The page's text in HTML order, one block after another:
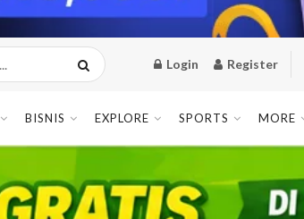
Login Register
BISNIS EXPLORE SPORTS MORE